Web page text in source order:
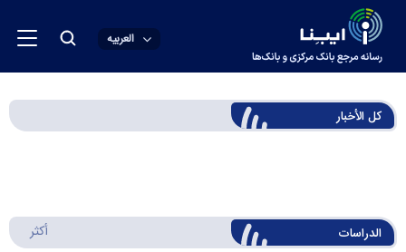
العربیه
كل الأخبار
الدراسات أكثر